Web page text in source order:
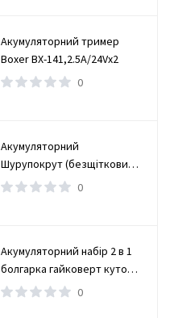
Акумуляторний тример
Boxer BX-141,2.5А/24Vx2
0
Акумуляторний
Шурупокрут (безщітковий)
(TAOE-CD34N)
0
Акумуляторний набір 2 в 1
болгарка гайковерт кутова
(турбінка) 21V 4Ah
0